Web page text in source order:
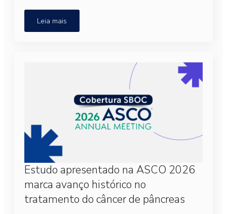
Leia mais
Estudo apresentado na ASCO 2026
marca avanço histórico no
tratamento do câncer de pâncreas